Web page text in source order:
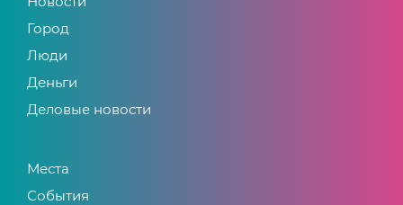
Город
Люди
Деньги
Деловые новости
Места
События